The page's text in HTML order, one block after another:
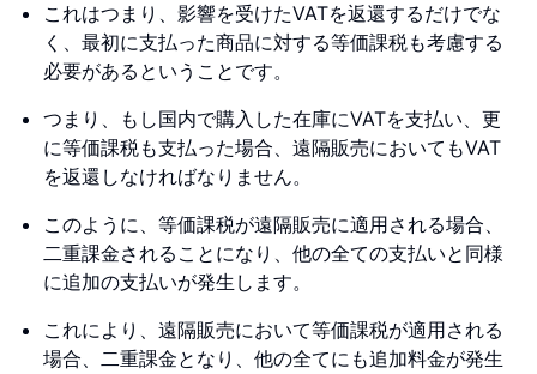
これはつまり、影響を受けたVATを返還するだけでな
く、最初に支払った商品に対する等価課税も考慮する
必要があるということです。
つまり、もし国内で購入した在庫にVATを支払い、更
に等価課税も支払った場合、遠隔販売においてもVAT
を返還しなければなりません。
このように、等価課税が遠隔販売に適用される場合、
二重課金されることになり、他の全ての支払いと同様
に追加の支払いが発生します。
これにより、遠隔販売において等価課税が適用される
場合、二重課金となり、他の全てにも追加料金が発生